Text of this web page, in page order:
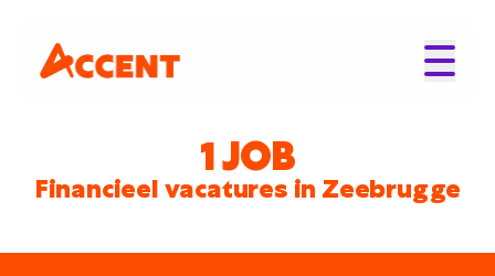
1 JOB
Financieel vacatures in Zeebrugge